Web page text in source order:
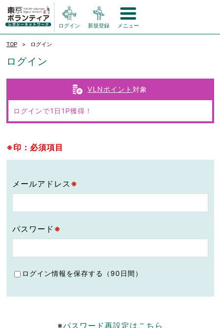
ログイン 新規登録 メニュー
TOP ログイン
ログイン
VLNポイント 対象
ログインで1日1P獲得！
※印：必須項目
メールアドレス ※
パスワード ※
ログイン情報を保存する（90日間）
※パスワード再設定はこちら